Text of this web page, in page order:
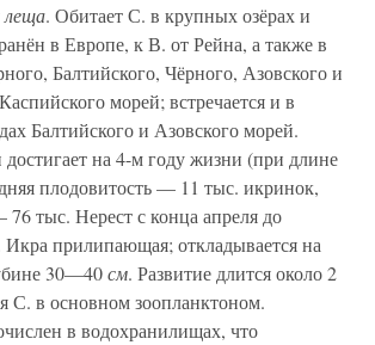
леща. Обитает С. в крупных озёрах и
в Европе, к В. от Рейна, а также в
Балтийского, Чёрного, Азовского и
морей; встречается и в
Балтийского и Азовского морей.
достигает на 4-м году жизни (при длине
плодовитость — 11 тыс. икринок,
тыс. Нерест с конца апреля до
прилипающая; откладывается на
30—40см. Развитие длится около 2
С. в основном зоопланктоном.
в водохранилищах, что